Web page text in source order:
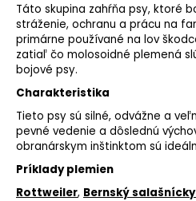
Táto skupina zahŕňa psy, ktoré
stráženie, ochranu a prácu na
primárne používané na lov
zatiaľ čo molosoidné plemená
bojové psy.
Charakteristika
Tieto psy sú silné, odvážne a
pevné vedenie a dôslednú
obranárskym inštinktom sú
Príklady plemien
Rottweiler, Bernský